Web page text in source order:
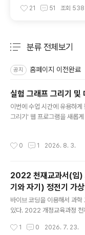
하는 인원 또는 발표
21 51 조회 538
분류 전체보기
공지 홈페이지 이전완료
실험 그래프 그리기 및
이번에 수업 시간에 유용하
그리기' 웹 프로그램을 새롭
매우 중요하다. 하지만 칠판에
일 좋지만, 종이를 사용하지
폰, 태블릿, PC 등 어떤 기기
생들이 입력한 데이터를 구글
하여 교사용 화면에서 모든 모
원하는 실험 주제에 맞게 수정
0 1 2026. 8. 3.
2022 천재교과서(임)
기와 자기) 정전기 가
바이브 코딩을 이용해서 과
있다. 2022 개정교육과정 천
다.(물론 다른 과학 교과서도
1 0 2026. 7. 23.